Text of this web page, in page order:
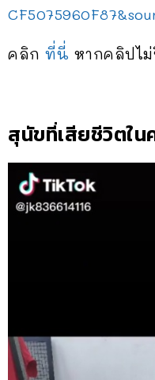
คลิก ที่นี่ หากคลิปไ
สุนัขที่เสียชีวิตใน